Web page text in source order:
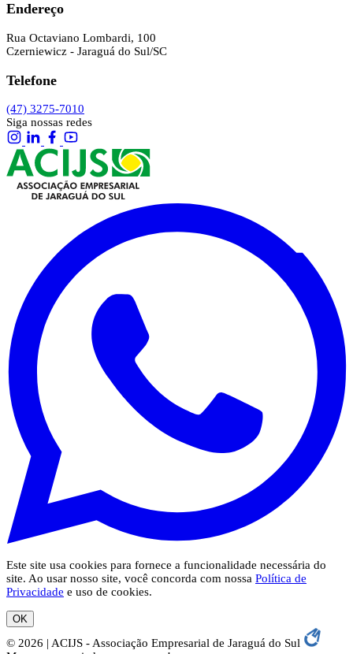
Endereço
Rua Octaviano Lombardi, 100
Czerniewicz - Jaraguá do Sul/SC
Telefone
(47) 3275-7010
Siga nossas redes
Este site usa cookies para fornece a funcionalidade necessária do
site. Ao usar nosso site, você concorda com nossa Política de
Privacidade e uso de cookies.
OK
© 2026 | ACIJS - Associação Empresarial de Jaraguá do Sul